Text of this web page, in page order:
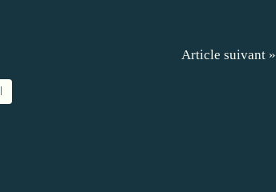
Article suivant »